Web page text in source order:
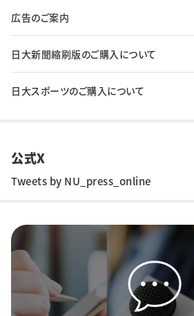
広告のご案内
日大新聞縮刷版のご購入について
日大スポーツのご購入について
公式X
Tweets by NU_press_online